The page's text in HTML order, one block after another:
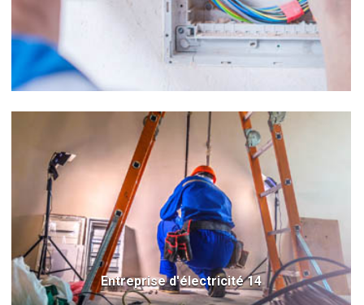
Entreprise d'électricité 14